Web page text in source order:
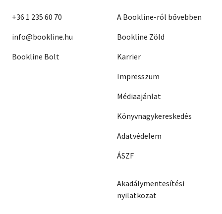
+36 1 235 60 70
info@bookline.hu
Bookline Bolt
A Bookline-ról bővebben
Bookline Zöld
Karrier
Impresszum
Médiaajánlat
Könyvnagykereskedés
Adatvédelem
ÁSZF
Akadálymentesítési
nyilatkozat